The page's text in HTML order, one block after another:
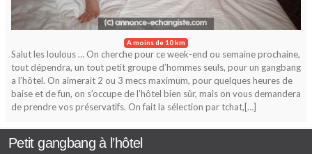
A moins de 10 km
Salut les loulous … On cherche pour ce week-end ou semaine prochaine,
tout dépendra, un tout petit groupe d’hommes seuls, pour un gangbang
a l’hôtel. On aimerait 2 ou 3 mecs maximum, pour quelques heures de
baise et de fun, on s’occupe de l’hôtel bien sûr, mais on vous demandera
de prendre vos préservatifs. On fait la sélection par tchat,[…]
Petit gangbang à l’hôtel